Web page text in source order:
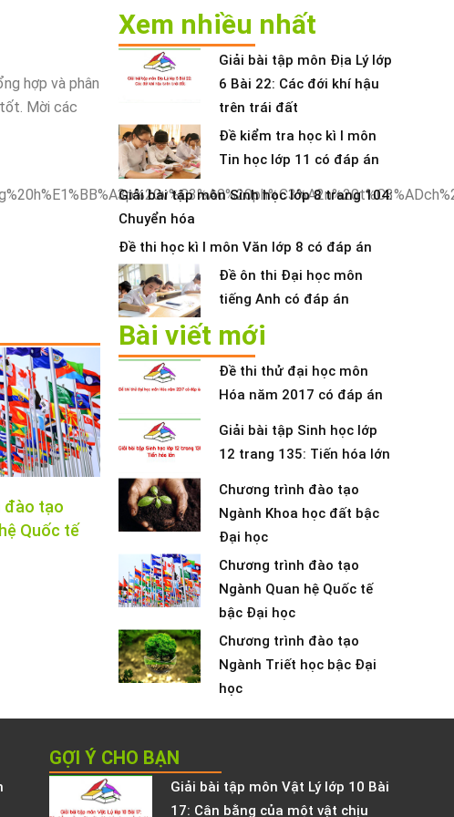
hợp và phân
Mời các
đào tạo
Quốc tế
Xem nhiều nhất
Giải bài tập môn Địa Lý lớp
6 Bài 22: Các đới khí hậu
trên trái đất
Đề kiểm tra học kì I môn
Tin học lớp 11 có đáp án
Giải bài tập môn Sinh học lớp 8 trang 104:
Chuyển hóa
Đề thi học kì I môn Văn lớp 8 có đáp án
Đề ôn thi Đại học môn
tiếng Anh có đáp án
Bài viết mới
Đề thi thử đại học môn
Hóa năm 2017 có đáp án
Giải bài tập Sinh học lớp
12 trang 135: Tiến hóa lớn
Chương trình đào tạo
Ngành Khoa học đất bậc
Đại học
Chương trình đào tạo
Ngành Quan hệ Quốc tế
bậc Đại học
Chương trình đào tạo
Ngành Triết học bậc Đại
học
GỢI Ý CHO BẠN
Giải bài tập môn Vật Lý lớp 10 Bài
17: Cân bằng của một vật chịu